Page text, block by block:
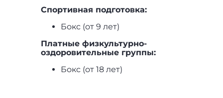
Спортивная подготовка:
Бокс (от 9 лет)
Платные физкультурно-
оздоровительные группы:
Бокс (от 18 лет)